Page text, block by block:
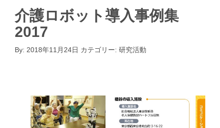
介護ロボット導入事例集
2017
By: 2018年11月24日 カテゴリー: 研究活動